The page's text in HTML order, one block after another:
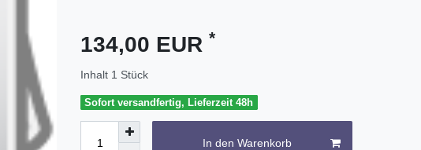
134,00 EUR *
Inhalt 1 Stück
Sofort versandfertig, Lieferzeit 48h
In den Warenkorb